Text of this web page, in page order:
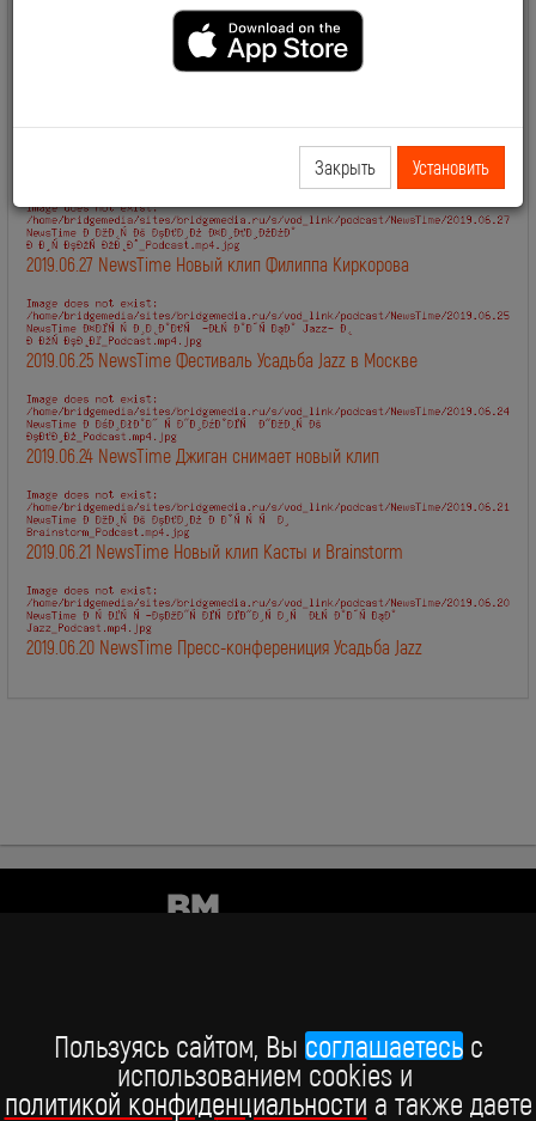
Пользуясь сайтом, Вы соглашаетесьc
использованием cookies и
политикой конфиденциальности а также даете
Закрыть Установить
2019.06.28 NewsTime День Рождения Сосо Павлиашвили
2019.06.27 NewsTime Новый клип Филиппа Киркорова
2019.06.25 NewsTime Фестиваль Усадьба Jazz в Москве
2019.06.24 NewsTime Джиган снимает новый клип
2019.06.21 NewsTime Новый клип Касты и Brainstorm
2019.06.20 NewsTime Пресс-конферениция Усадьба Jazz
Telegram BRIDGE MEDIA
Telegram BABY TIME